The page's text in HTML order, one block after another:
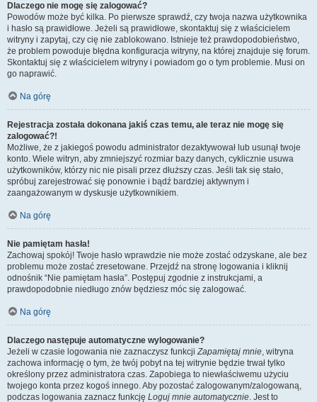
Dlaczego nie mogę się zalogować?
Powodów może być kilka. Po pierwsze sprawdź, czy twoja nazwa użytkownika
i hasło są prawidłowe. Jeżeli są prawidłowe, skontaktuj się z właścicielem
witryny i zapytaj, czy cię nie zablokowano. Istnieje też prawdopodobieństwo,
że problem powoduje błędna konfiguracja witryny, na której znajduje się forum.
Skontaktuj się z właścicielem witryny i powiadom go o tym problemie. Musi on
go naprawić.
Na górę
Rejestracja została dokonana jakiś czas temu, ale teraz nie mogę się
zalogować?!
Możliwe, że z jakiegoś powodu administrator dezaktywował lub usunął twoje
konto. Wiele witryn, aby zmniejszyć rozmiar bazy danych, cyklicznie usuwa
użytkowników, którzy nic nie pisali przez dłuższy czas. Jeśli tak się stało,
spróbuj zarejestrować się ponownie i bądź bardziej aktywnym i
zaangażowanym w dyskusje użytkownikiem.
Na górę
Nie pamiętam hasła!
Zachowaj spokój! Twoje hasło wprawdzie nie może zostać odzyskane, ale bez
problemu może zostać zresetowane. Przejdź na stronę logowania i kliknij
odnośnik “Nie pamiętam hasła”. Postępuj zgodnie z instrukcjami, a
prawdopodobnie niedługo znów będziesz móc się zalogować.
Na górę
Dlaczego następuje automatyczne wylogowanie?
Jeżeli w czasie logowania nie zaznaczysz funkcjiZapamiętaj mnie, witryna
zachowa informację o tym, że twój pobyt na tej witrynie będzie trwał tylko
określony przez administratora czas. Zapobiega to niewłaściwemu użyciu
twojego konta przez kogoś innego. Aby pozostać zalogowanym/zalogowaną,
podczas logowania zaznacz funkcję Loguj mnie automatycznie. Jest to